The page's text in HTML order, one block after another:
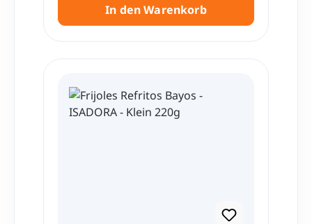
In den Warenkorb